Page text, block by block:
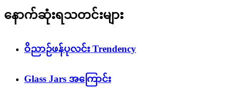
နောက်ဆုံးရသတင်းများ
ဝိညာဉ်ဖန်ပုလင်း Trendency
Glass Jars အကြောင်း